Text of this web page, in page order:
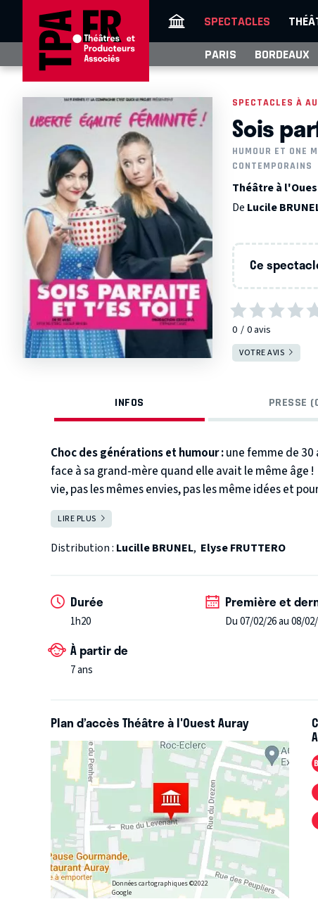
SPECTACLES
PARIS BORDEAUX
SPECTACLES À
Sois
HUMOUR ET ONE
CONTEMPORAINS
Théâtre à
De Lucile
Ce
0 0avis
VOTRE AVIS
INFOS PRESSE
Choc des générations et humour :une femme de 30
face à sa grand-mère quand elle avait le même âge !
vie, pas les mêmes envies, pas les même idées et
ensemble.Deux époques, deux visions, une
inhabituel sur un sujet sensible traité avec beaucoup
LIRE PLUS
Distribution : Lucille BRUNEL, Elyse FRUTTERO
Durée
1h20
Première et
Du 07/02/26 au 08/
À partir de
7 ans
Plan d’accès Théâtre à l'Ouest Auray
Données cartographiques ©2022
Google